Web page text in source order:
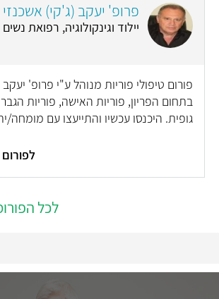
פרופ' יעקב (ג'קי) אשכנזי
יילוד וגינקולוגיה, רפואת נשים
פורום טיפולי פוריות מנוהל ע"י פרופ'
בתחום הפריון, פוריות האישה, פוריות
גופית. היכנסו עכשיו והתייעצו עם מומחה/
לפורום
לכל